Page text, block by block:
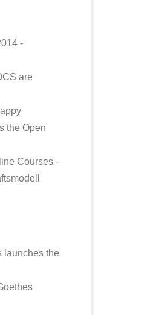
-
are
the Open
Courses -
launches the